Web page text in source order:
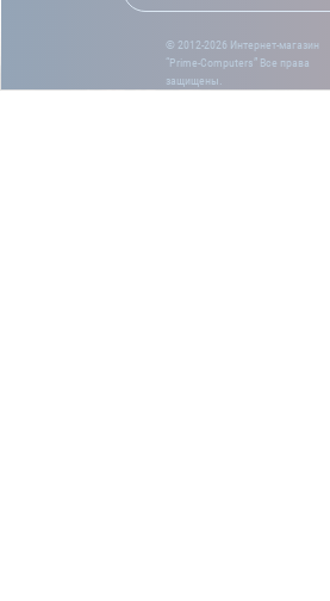
© 2012-2026 Интернет-магазин
“Prime-Computers” Все права
защищены.